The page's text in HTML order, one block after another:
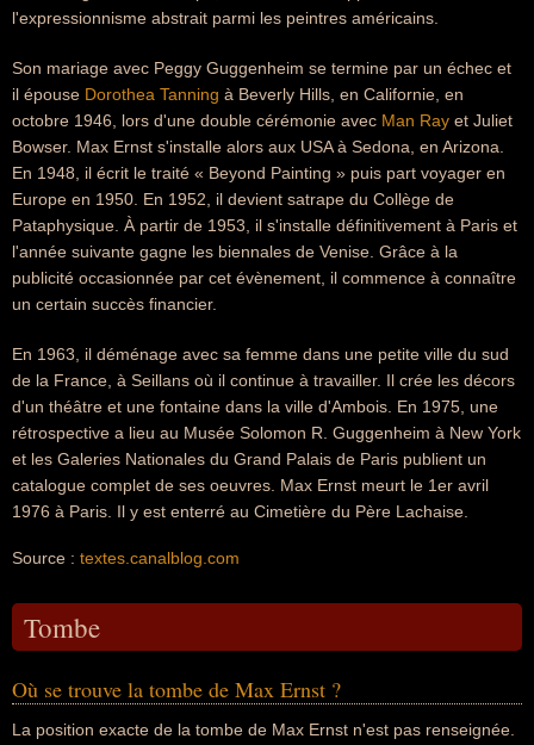
l'expressionnisme abstrait parmi les peintres américains.
Son mariage avec Peggy Guggenheim se termine par un échec et
il épouse Dorothea Tanning à Beverly Hills, en Californie, en
octobre 1946, lors d'une double cérémonie avec Man Ray et Juliet
Bowser. Max Ernst s'installe alors aux USA à Sedona, en Arizona.
En 1948, il écrit le traité « Beyond Painting » puis part voyager en
Europe en 1950. En 1952, il devient satrape du Collège de
Pataphysique. À partir de 1953, il s'installe définitivement à Paris et
l'année suivante gagne les biennales de Venise. Grâce à la
publicité occasionnée par cet évènement, il commence à connaître
un certain succès financier.
En 1963, il déménage avec sa femme dans une petite ville du sud
de la France, à Seillans où il continue à travailler. Il crée les décors
d'un théâtre et une fontaine dans la ville d'Ambois. En 1975, une
rétrospective a lieu au Musée Solomon R. Guggenheim à New York
et les Galeries Nationales du Grand Palais de Paris publient un
catalogue complet de ses oeuvres. Max Ernst meurt le 1er avril
1976 à Paris. Il y est enterré au Cimetière du Père Lachaise.
Source : textes.canalblog.com
Tombe
Où se trouve la tombe de Max Ernst ?
La position exacte de la tombe de Max Ernst n'est pas renseignée.